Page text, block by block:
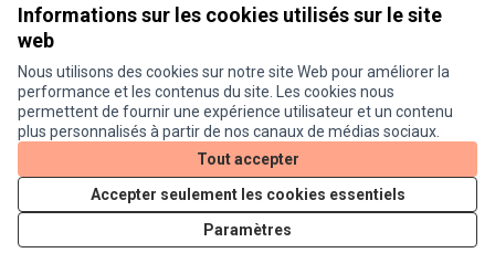
Informations sur les cookies utilisés sur le site
web
Nous utilisons des cookies sur notre site Web pour améliorer la
performance et les contenus du site. Les cookies nous
permettent de fournir une expérience utilisateur et un contenu
plus personnalisés à partir de nos canaux de médias sociaux.
Tout accepter
Accepter seulement les cookies essentiels
Paramètres
Un éclairage plus écologique au
Réalisé
Proposition officielle